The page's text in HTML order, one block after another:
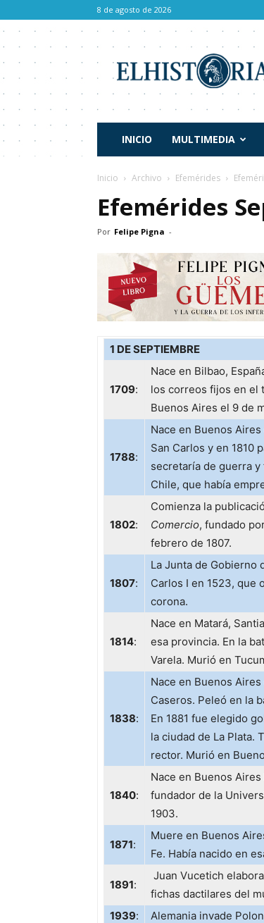
8 de agosto de 2026
Historiador
INICIO MULTIMEDIA
Inicio Archivo Efemérides
Efemérides
Por Felipe Pigna -
1 DE SEPTIEMBRE
1709:
Nace en Bilbao,
los correos fijos en el
Buenos Aires el 9 de
1788:
Nace en Buenos
San Carlos y en 1810
secretaría de guerra
Chile, que había
1802:
Comienza la
Comercio, fundado
febrero de 1807.
1807:
La Junta de Gobierno
Carlos I en 1523, que
corona.
1814:
Nace en Matará,
esa provincia. En la
Varela. Murió en
1838:
Nace en Buenos
Caseros. Peleó en la
En 1881 fue elegido
la ciudad de La Plata.
rector. Murió en
1840:
Nace en Buenos
fundador de la
1903.
1871:
Muere en Buenos
Fe. Había nacido en
1891:
Juan Vucetich
fichas dactilares del
1939:
Alemania invade